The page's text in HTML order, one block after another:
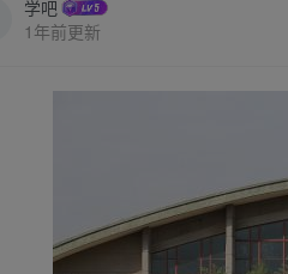
学吧
1年前更新